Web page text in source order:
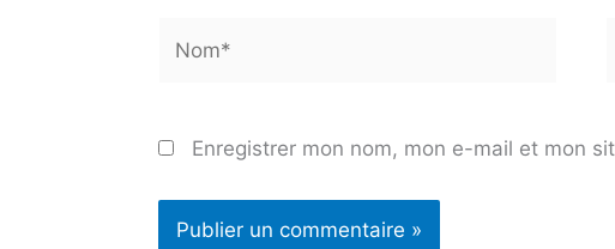
Enregistrer mon nom, mon e-mail et mon